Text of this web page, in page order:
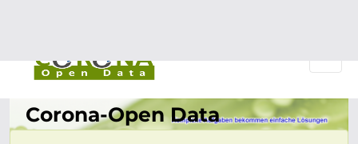
Corona-Open Data